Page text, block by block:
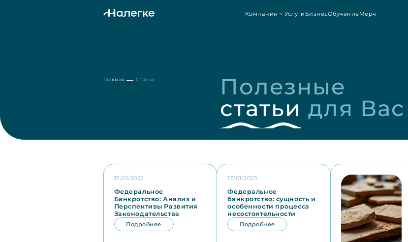
Компания Услуги БизнесОбучениеМерч
Главная Статьи
Полезные
статьи для Вас
17/01/2025
Федеральное
Банкротство: Анализ и
Перспективы Развития
Законодательства
Подробнее
17/01/2025
Федеральное
банкротство: сущность и
особенности процесса
несостоятельности
Подробнее